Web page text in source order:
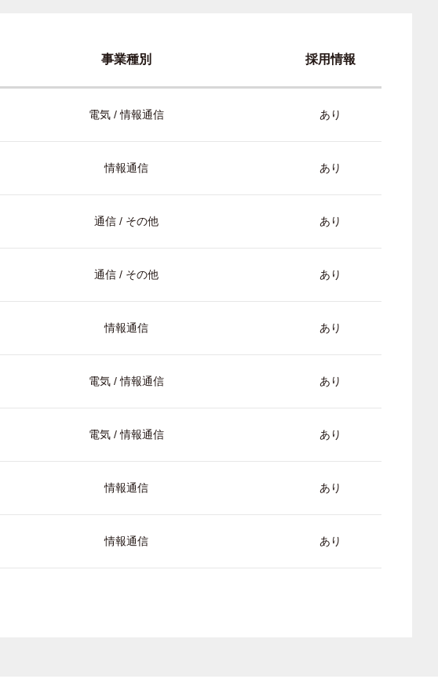
事業種別 採用情報
電気 / 情報通信 あり
情報通信 あり
通信 / その他 あり
通信 / その他 あり
情報通信 あり
電気 / 情報通信 あり
電気 / 情報通信 あり
情報通信 あり
情報通信 あり